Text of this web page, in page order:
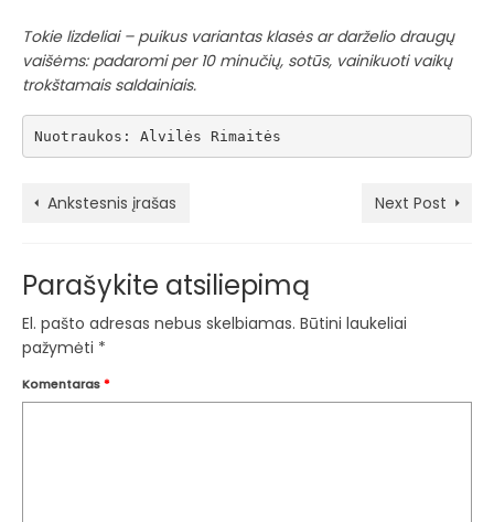
Tokie lizdeliai – puikus variantas klasės ar darželio draugų
vaišėms: padaromi per 10 minučių, sotūs, vainikuoti vaikų
trokštamais saldainiais.
Nuotraukos: Alvilės Rimaitės
Ankstesnis įrašas Next Post
Parašykite atsiliepimą
El. pašto adresas nebus skelbiamas. Būtini laukeliai
pažymėti *
Komentaras*